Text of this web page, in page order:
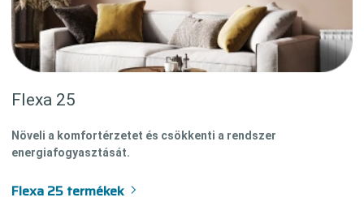
Flexa 25
Növeli a komfortérzetet és csökkenti a rendszer
energiafogyasztását.
Flexa 25 termékek